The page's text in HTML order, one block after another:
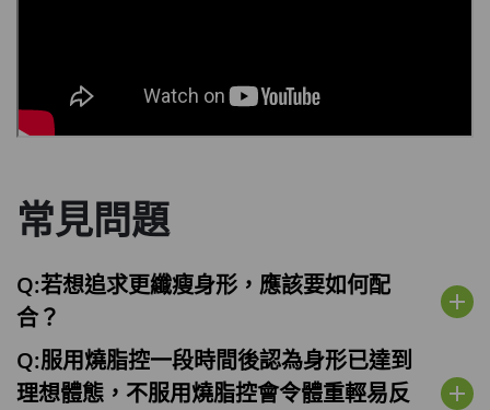
常見問題
Q:若想追求更纖瘦身形，應該要如何配
合？
add
Q:服用燒脂控一段時間後認為身形已達到
理想體態，不服用燒脂控會令體重輕易反
add